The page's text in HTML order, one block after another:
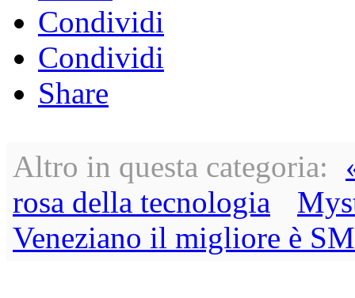
Condividi
Condividi
Share
Altro in questa categoria:
rosa della tecnologia
Veneziano il migliore è